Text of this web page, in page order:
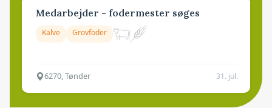
Medarbejder - fodermester søges
Kalve Grovfoder
6270, Tønder 31. jul.